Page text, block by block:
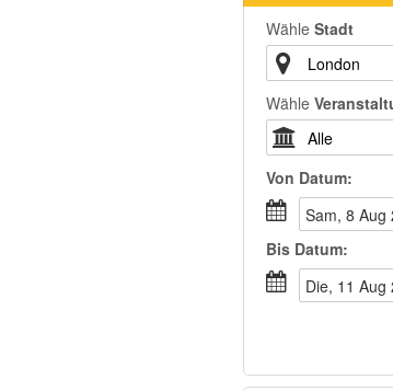
Wähle Stadt
Wähle
Von Datum:
Sam, 8
Bis Datum:
Die, 11